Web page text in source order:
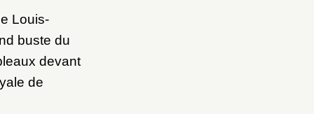
Louis-
buste du
devant
de